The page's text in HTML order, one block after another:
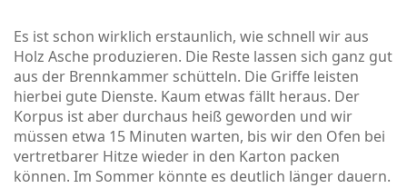
Es ist schon wirklich erstaunlich, wie schnell wir aus
Holz Asche produzieren. Die Reste lassen sich ganz gut
aus der Brennkammer schütteln. Die Griffe leisten
hierbei gute Dienste. Kaum etwas fällt heraus. Der
Korpus ist aber durchaus heiß geworden und wir
müssen etwa 15 Minuten warten, bis wir den Ofen bei
vertretbarer Hitze wieder in den Karton packen
können. Im Sommer könnte es deutlich länger dauern.